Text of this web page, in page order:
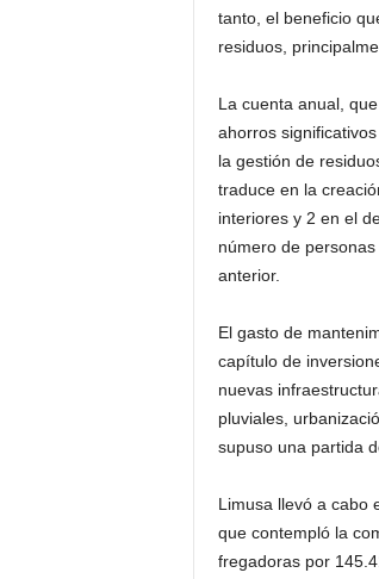
tanto, el beneficio
residuos,
La cuenta anual,
ahorros
la gestión de
traduce en la
interiores y 2 en el
número de
anterior.
El gasto de
capítulo de
nuevas
pluviales,
supuso una partida
Limusa llevó a cabo
que contempló la
fregadoras por